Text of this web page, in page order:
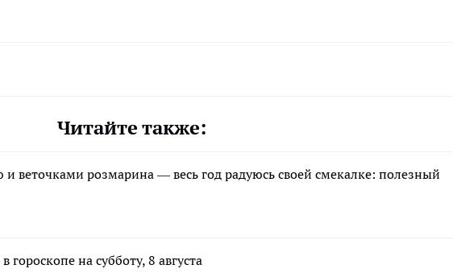
Читайте также:
веточками розмарина — весь год радуюсь своей смекалке: полезный
на субботу, 8 августа